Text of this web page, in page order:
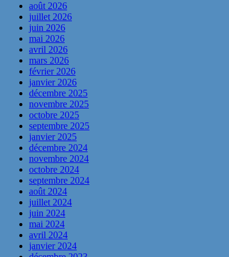
août 2026
juillet 2026
juin 2026
mai 2026
avril 2026
mars 2026
février 2026
janvier 2026
décembre 2025
novembre 2025
octobre 2025
septembre 2025
janvier 2025
décembre 2024
novembre 2024
octobre 2024
septembre 2024
août 2024
juillet 2024
juin 2024
mai 2024
avril 2024
janvier 2024